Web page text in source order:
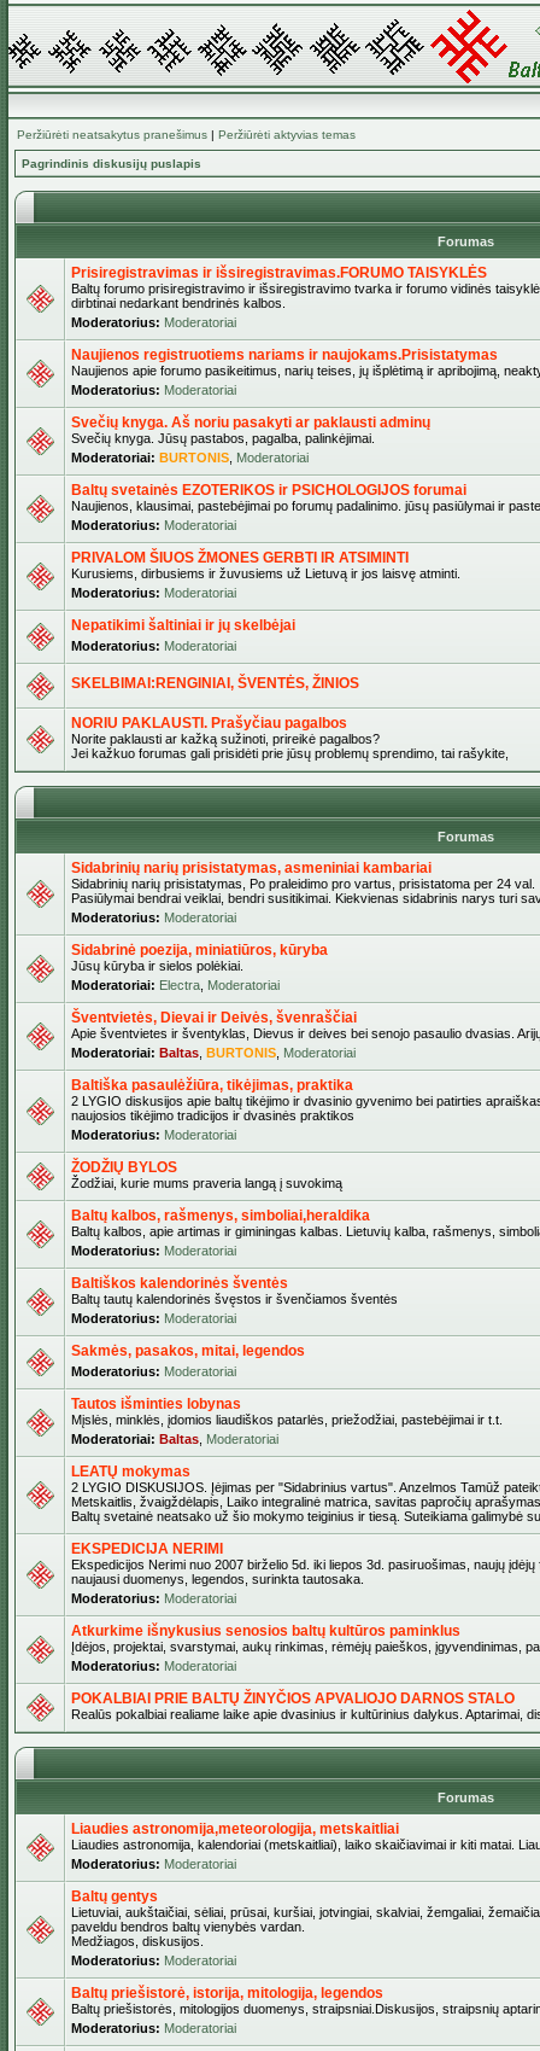
Peržiūrėti neatsakytus pranešimus | Peržiūrėti aktyvias temas
Pagrindinis diskusijų puslapis
Forumas
Prisiregistravimas ir išsiregistravimas.FORUMO TAISYKLĖS
Baltų forumo prisiregistravimo ir išsiregistravimo tvarka ir forumo vidinės
dirbtinai nedarkant bendrinės kalbos.
Moderatorius: Moderatoriai
Naujienos registruotiems nariams ir naujokams.Prisistatymas
Naujienos apie forumo pasikeitimus, narių teises, jų išplėtimą ir apribojimą,
Moderatorius: Moderatoriai
Svečių knyga. Aš noriu pasakyti ar paklausti adminų
Svečių knyga. Jūsų pastabos, pagalba, palinkėjimai.
Moderatoriai: BURTONIS Moderatoriai
Baltų svetainės EZOTERIKOS ir PSICHOLOGIJOS forumai
Naujienos, klausimai, pastebėjimai po forumų padalinimo. jūsų pasiūlymai ir
Moderatorius: Moderatoriai
PRIVALOM ŠIUOS ŽMONES GERBTI IR ATSIMINTI
Kurusiems, dirbusiems ir žuvusiems už Lietuvą ir jos laisvę atminti.
Moderatorius: Moderatoriai
Nepatikimi šaltiniai ir jų skelbėjai
Moderatorius: Moderatoriai
SKELBIMAI:RENGINIAI, ŠVENTĖS, ŽINIOS
NORIU PAKLAUSTI. Prašyčiau pagalbos
Norite paklausti ar kažką sužinoti, prireikė pagalbos?
Jei kažkuo forumas gali prisidėti prie jūsų problemų sprendimo, tai rašykite,
Forumas
Sidabrinių narių prisistatymas, asmeniniai kambariai
Sidabrinių narių prisistatymas, Po praleidimo pro vartus, prisistatoma per 24 val.
Pasiūlymai bendrai veiklai, bendri susitikimai. Kiekvienas sidabrinis narys turi
Moderatorius: Moderatoriai
Sidabrinė poezija, miniatiūros, kūryba
Jūsų kūryba ir sielos polėkiai.
Moderatoriai: Electra Moderatoriai
Šventvietės, Dievai ir Deivės, švenraščiai
Apie šventvietes ir šventyklas, Dievus ir deives bei senojo pasaulio dvasias.
Moderatoriai: Baltas BURTONIS Moderatoriai
Baltiška pasaulėžiūra, tikėjimas, praktika
2 LYGIO diskusijos apie baltų tikėjimo ir dvasinio gyvenimo bei patirties
naujosios tikėjimo tradicijos ir dvasinės praktikos
Moderatorius: Moderatoriai
ŽODŽIŲ BYLOS
Žodžiai, kurie mums praveria langą į suvokimą
Baltų kalbos, rašmenys, simboliai,heraldika
Baltų kalbos, apie artimas ir giminingas kalbas. Lietuvių kalba, rašmenys,
Moderatorius: Moderatoriai
Baltiškos kalendorinės šventės
Baltų tautų kalendorinės švęstos ir švenčiamos šventės
Moderatorius: Moderatoriai
Sakmės, pasakos, mitai, legendos
Moderatorius: Moderatoriai
Tautos išminties lobynas
Mįslės, minklės, įdomios liaudiškos patarlės, priežodžiai, pastebėjimai ir t.t.
Moderatoriai: Baltas Moderatoriai
LEATŲ mokymas
2 LYGIO DISKUSIJOS. Įėjimas per "Sidabrinius vartus". Anzelmos Tamūž
Metskaitlis, žvaigždėlapis, Laiko integralinė matrica, savitas papročių
Baltų svetainė neatsako už šio mokymo teiginius ir tiesą. Suteikiama galimybė
EKSPEDICIJA NERIMI
Ekspedicijos Nerimi nuo 2007 birželio 5d. iki liepos 3d. pasiruošimas, naujų
naujausi duomenys, legendos, surinkta tautosaka.
Moderatorius: Moderatoriai
Atkurkime išnykusius senosios baltų kultūros paminklus
Įdėjos, projektai, svarstymai, aukų rinkimas, rėmėjų paieškos, įgyvendinimas,
Moderatorius: Moderatoriai
POKALBIAI PRIE BALTŲ ŽINYČIOS APVALIOJO DARNOS STALO
Realūs pokalbiai realiame laike apie dvasinius ir kultūrinius dalykus. Aptarimai,
Forumas
Liaudies astronomija,meteorologija, metskaitliai
Liaudies astronomija, kalendoriai (metskaitliai), laiko skaičiavimai ir kiti matai.
Moderatorius: Moderatoriai
Baltų gentys
Lietuviai, aukštaičiai, sėliai, prūsai, kuršiai, jotvingiai, skalviai, žemgaliai,
paveldu bendros baltų vienybės vardan.
Medžiagos, diskusijos.
Moderatorius: Moderatoriai
Baltų priešistorė, istorija, mitologija, legendos
Baltų priešistorės, mitologijos duomenys, straipsniai.Diskusijos, straipsnių
Moderatorius: Moderatoriai